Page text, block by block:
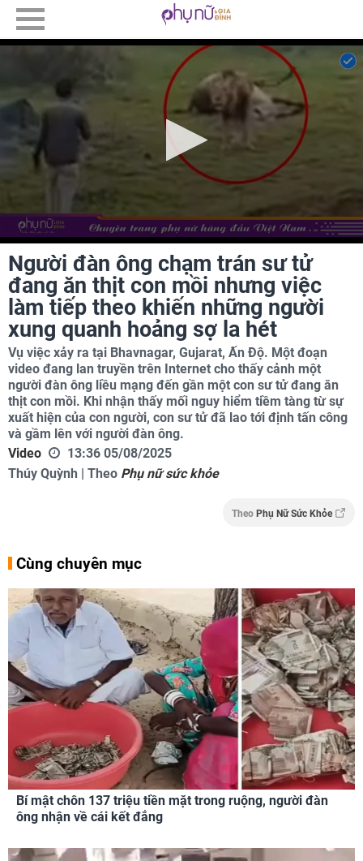
Người đàn ông chạm trán sư tử
đang ăn thịt con mồi nhưng việc
làm tiếp theo khiến những người
xung quanh hoảng sợ la hét
Vụ việc xảy ra tại Bhavnagar, Gujarat, Ấn Độ. Một đoạn
video đang lan truyền trên Internet cho thấy cảnh một
người đàn ông liều mạng đến gần một con sư tử đang ăn
thịt con mồi. Khi nhận thấy mối nguy hiểm tiềm tàng từ sự
xuất hiện của con người, con sư tử đã lao tới định tấn công
và gầm lên với người đàn ông.
Video
13:36 05/08/2025
Thúy Quỳnh | Theo Phụ nữ sức khỏe
Theo Phụ Nữ Sức Khỏe
Cùng chuyên mục
Bí mật chôn 137 triệu tiền mặt trong ruộng, người đàn
ông nhận về cái kết đắng